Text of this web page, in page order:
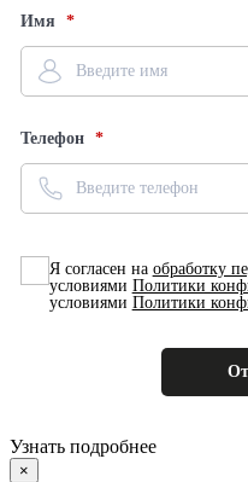
Имя
Телефон
Я согласен на обработку
условиями Политики
условиями Политики
Узнать подробнее
×